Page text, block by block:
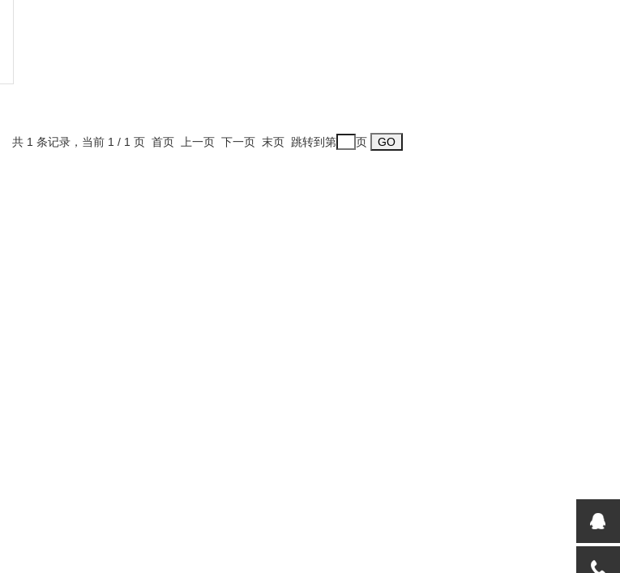
共 1 条记录，当前 1 / 1 页 首页 上一页 下一页 末页 跳转到第 页